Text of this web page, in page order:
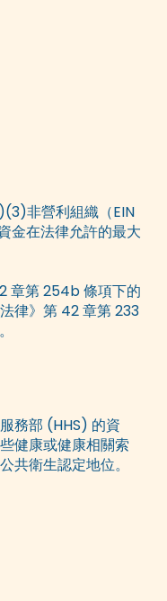
非營利組織（EIN
金在法律允許的最大
章第 254b 條項下的
律》第 42 章第 233
務部 (HHS) 的資
健康或健康相關索
共衛生認定地位。